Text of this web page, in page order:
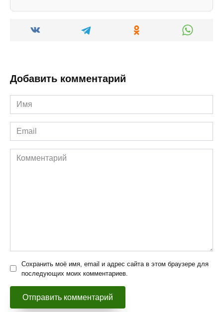
Добавить комментарий
Имя
*
Email
*
Комментарий
Сохранить моё имя, email и адрес сайта в этом браузере для
последующих моих комментариев.